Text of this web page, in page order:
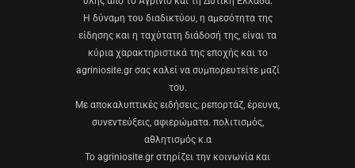
Η δύναμη του διαδικτύου, η αμεσότητα της
είδησης και η ταχύτατη διάδοσή της, είναι τα
κύρια χαρακτηριστικά της εποχής και το
agriniosite.gr σας καλεί να συμπορευτείτε μαζί
του.
Με αποκαλυπτικές ειδήσεις, ρεπορτάζ, έρευνα,
συνεντεύξεις, αφιερώματα. πολιτισμός,
αθλητισμός κ.α
Το agriniosite.gr στηρίζει την κοινωνία και